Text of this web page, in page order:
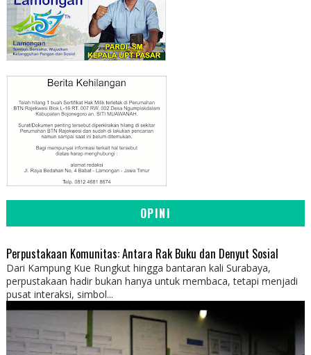
OPINI
Perpustakaan Komunitas: Antara Rak Buku dan Denyut Sosial
Dari Kampung Kue Rungkut hingga bantaran kali Surabaya,
perpustakaan hadir bukan hanya untuk membaca, tetapi menjadi
pusat interaksi, simbol...